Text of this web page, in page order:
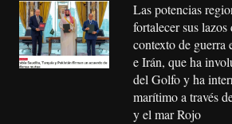
Las potencias
fortalecer sus
contexto de guerra
e Irán, que ha
del Golfo y ha
marítimo a través
y el mar Rojo